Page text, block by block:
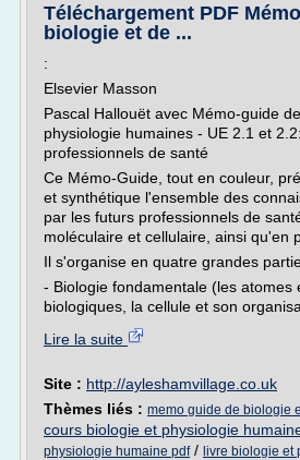
Téléchargement PDF
biologie et de ...
:
Elsevier Masson
Pascal Hallouët avec Mémo-guide
physiologie humaines - UE 2.1 et
professionnels de santé
Ce Mémo-Guide, tout en couleur,
et synthétique l'ensemble des
par les futurs professionnels de
moléculaire et cellulaire, ainsi qu'en
Il s'organise en quatre grandes
- Biologie fondamentale (les atomes
biologiques, la cellule et son
Lire la suite
Site : http://ayleshamvillage.co.uk
Thèmes liés : memo guide de biologie
cours biologie et physiologie
physiologie humaine pdf/ livre biologie et